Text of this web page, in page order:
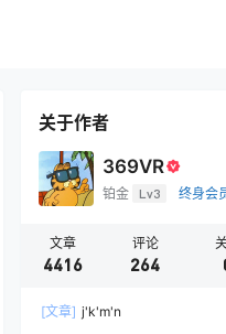
关于作者
369VR
铂金 Lv3 终身会
文章
4416
评论
264
[文章] j'k'm'n